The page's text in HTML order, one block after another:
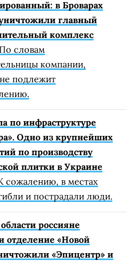
в Броварах
главный
комплекс
По словам
компании,
подлежит
по инфраструктуре
Одно из крупнейших
по производству
плитки в Украине
сожалению, в местах
и пострадали люди.
россияне
отделение «Новой
«Эпицентр» и